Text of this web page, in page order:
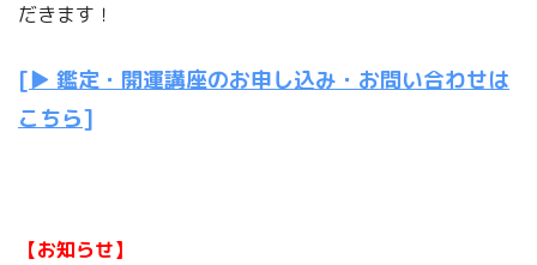
だきます！
[▶ 鑑定・開運講座のお申し込み・お問い合わせは
こちら]
【お知らせ】